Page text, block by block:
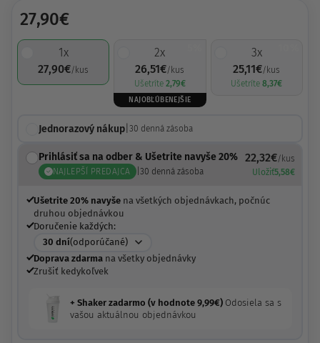
27,90€
1x
27,90€/kus
2x
26,51€/kus
Ušetríte 2,79€
NAJOBĽÚBENEJŠIE
3x
25,11€/kus
Ušetríte8,37€
Jednorazový nákup| 30 denná zásoba
Prihlásiť sa na odber & Ušetrite navyše 20%
NAJLEPŠÍ PREDAJCA | 30 denná zásoba
22,32€/kus
Uložiť5,58€
Ušetrite 20% navyšena všetkých objednávkach, počnúc
druhou objednávkou
Doručenie každých:
30 dní(odporúčané)
Doprava zdarmana všetky objednávky
Zrušiť kedykoľvek
+ Shaker zadarmo (v hodnote 9,99€) Odosiela sa s
vašou aktuálnou objednávkou